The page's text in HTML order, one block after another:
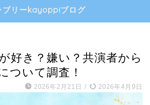
ブリーkayoppiブログ
好き？嫌い？共演者から
ついて調査！
2026年2月21日 / 2026年4月9日